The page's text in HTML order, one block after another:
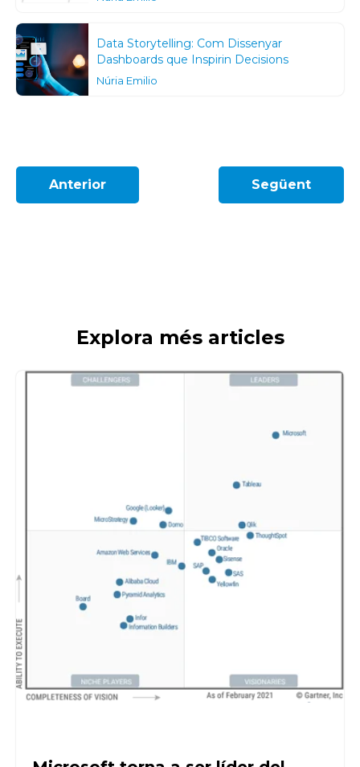
Data Storytelling: Com Dissenyar
Dashboards que Inspirin Decisions
Núria Emilio
Anterior Següent
Explora més articles